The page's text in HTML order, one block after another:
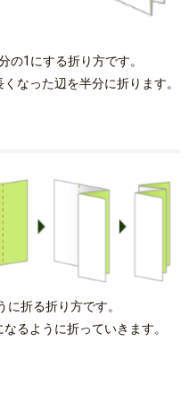
の1にする折り方です。
なった辺を半分に折ります。
折る折り方です。
るように折っていきます。